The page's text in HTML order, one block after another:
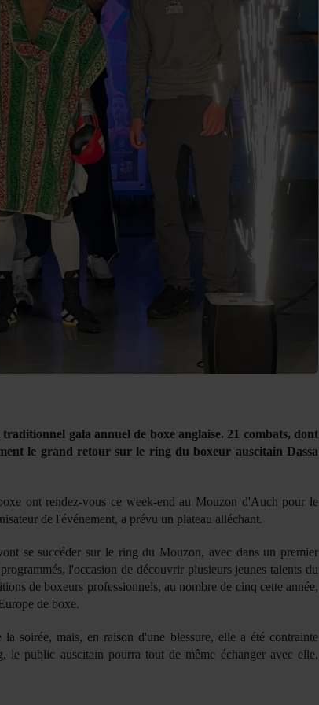
gala annuel de boxe anglaise. 21 combats, dont
le grand retour sur le ring du boxeur auscitain Dassa
ont rendez-vous ce week-end au Mouzon d'Auch pour le
de l'événement, a prévu un plateau alléchant.
se succéder sur le ring du Mouzon, avec dans un premier
l'occasion de découvrir plusieurs jeunes talents du
de boxeurs professionnels, au nombre de cinq cette année,
de boxe.
soirée, mais, en raison d'une blessure, elle a été contrainte
public auscitain pourra tout de même échanger avec elle,